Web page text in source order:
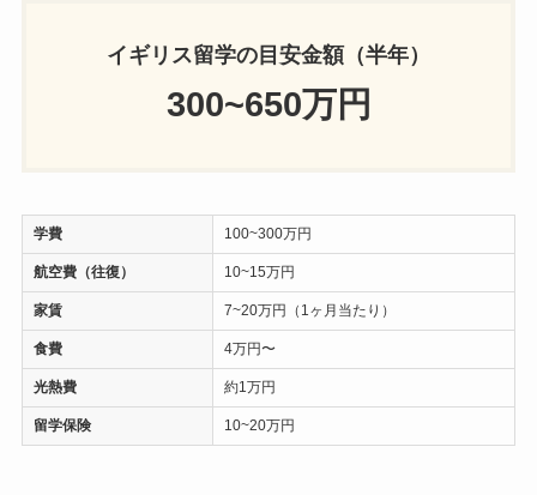
イギリス留学の目安金額（半年）
300~650万円
学費 100~300万円
航空費（往復） 10~15万円
家賃 7~20万円（1ヶ月当たり）
食費 4万円〜
光熱費 約1万円
留学保険 10~20万円